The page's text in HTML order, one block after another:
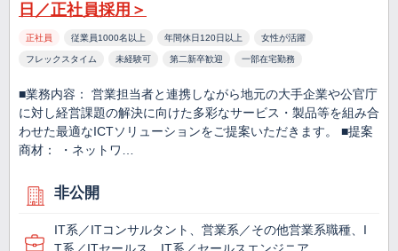
日／正社員採用＞
正社員 従業員1000名以上 年間休日120日以上 女性が活躍
フレックスタイム 未経験可 第二新卒歓迎 一部在宅勤務
■業務内容： 営業担当者と連携しながら地元の大手企業や公官庁
に対し経営課題の解決に向けた多彩なサービス・製品等を組み合
わせた最適なICTソリューションをご提案いただきます。 ■提案
商材： ・ネットワ…
非公開
IT系／ITコンサルタント、営業系／その他営業系職種、I